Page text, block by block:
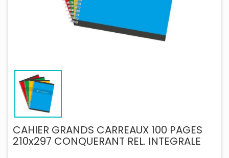
CAHIER GRANDS CARREAUX 100 PAGES
210x297 CONQUERANT REL. INTEGRALE